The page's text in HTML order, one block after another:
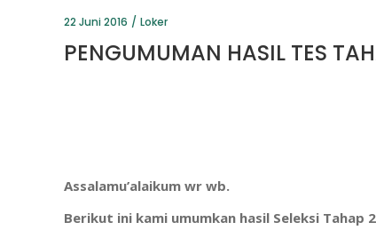
22 Juni 2016 Loker
PENGUMUMAN HASIL TES
Assalamu’alaikum wr wb.
Berikut ini kami umumkan hasil Seleksi Tahap